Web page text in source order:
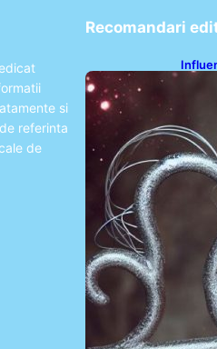
si
referinta
de
Recomandari
și
în